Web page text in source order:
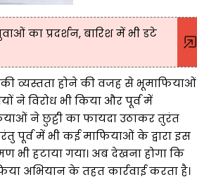
का प्रदर्शन, बारिश में भी डटे
की व्यस्तता होने की वजह से भूमाफियाओं
ने विरोध भी किया और पूर्व में
ने छुट्टी का फायदा उठाकर तुरंत
में भी कई माफियाओं के द्वारा इस
भी हटाया गया। अब देखना होगा कि
अभियान के तहत कार्रवाई करता है।